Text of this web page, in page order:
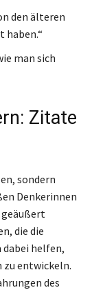
den älteren
haben.“
man sich
Zitate
sondern
Denkerinnen
geäußert
die die
dabei helfen,
zu entwickeln.
des